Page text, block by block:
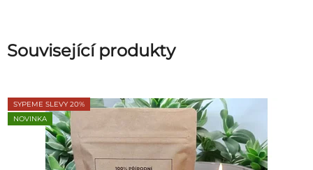
Související produkty
SYPEME SLEVY 20%
NOVINKA